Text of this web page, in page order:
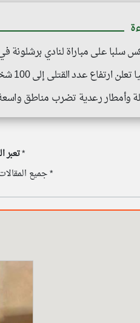
سلبا على مباراة لنادي برشلونة
ارتفاع عدد القتلى إلى 100 شخص
رعدية تضرب مناطق واسعة
*تعبر
* جميع